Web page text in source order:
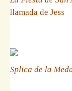
llamada de Jess
Splica de la